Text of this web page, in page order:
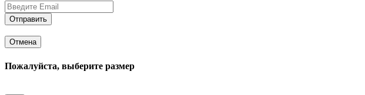
Отправить
Отмена
Пожалуйста, выберите размер